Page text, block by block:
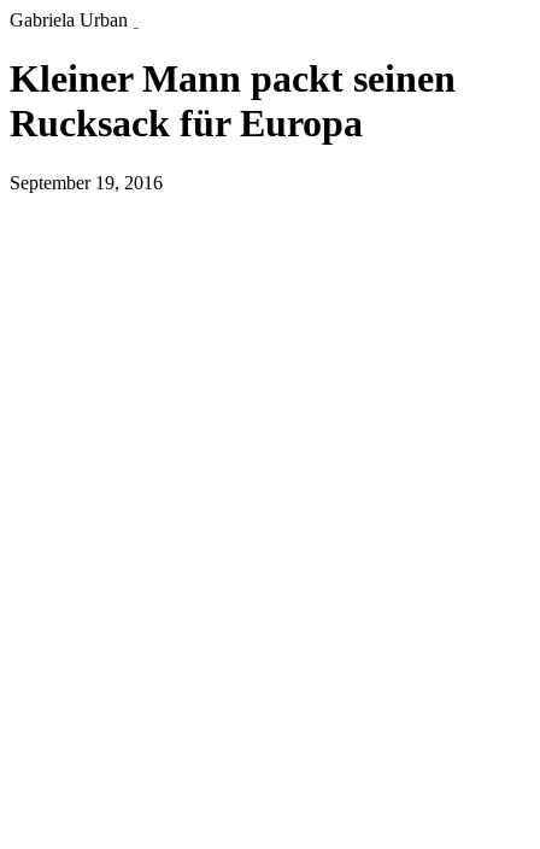
Gabriela Urban
Kleiner Mann packt seinen
Rucksack für Europa
September 19, 2016